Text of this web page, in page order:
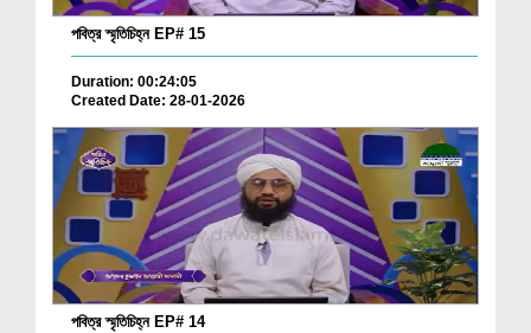
পবিত্র স্মৃতিচিহ্ন EP# 15
Duration: 00:24:05
Created Date: 28-01-2026
পবিত্র স্মৃতিচিহ্ন EP# 14